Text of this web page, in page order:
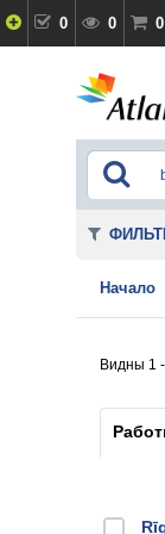
0 0 0
Начало
Видны 1